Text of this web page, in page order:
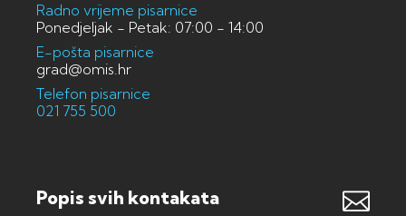
Radno vrijeme pisarnice
Ponedjeljak - Petak: 07:00 - 14:00
E-pošta pisarnice
grad@omis.hr
Telefon pisarnice
021 755 500
Popis svih kontakata